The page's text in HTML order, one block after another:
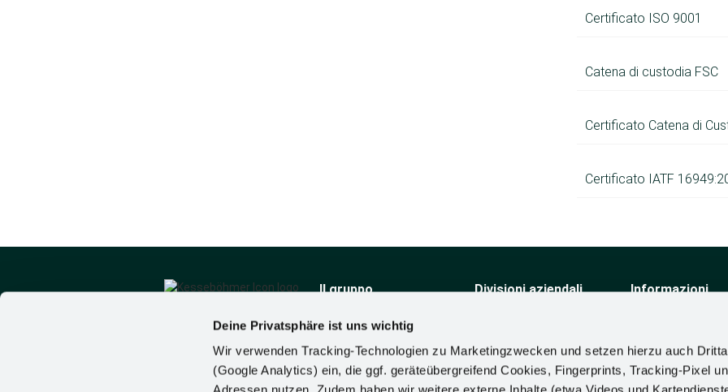
Deine Privatsphäre ist uns wichtig
Wir verwenden Tracking-Technologien zu Marketingzwecken und setzen hierzu auch
(Google Analytics) ein, die ggf. geräteübergreifend Cookies, Fingerprints, Tracking-Pixel
Certificato ISO 9001
Catena di custodia FSC
Certificato Catena di
Certificato IATF
Mindener Str. 208
Il gruppo
Notizie
Divisioni aziendali
Automotive
allestimento per negozi
Soluzioni ergonomiche
Informazioni
dei diritti umani
Requisiti di
materiali